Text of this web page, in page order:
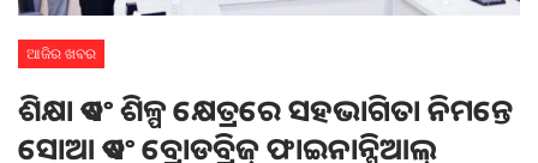
ଆଜିର ଖବର
ଶିକ୍ଷା ଏବଂ ଶିଳ୍ପ କ୍ଷେତ୍ରରେ ସହଭାଗିତା ନିମନ୍ତେ
ସୋଆ ଏବଂ ବ୍ରୋଡବ୍ରିଜ୍ ଫାଇନାନ୍ସିଆଲ୍